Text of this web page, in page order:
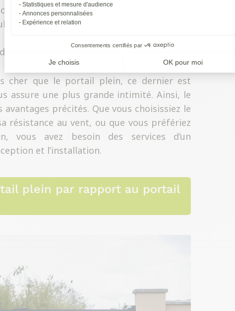
Statistiques et mesure d'audience
Annonces personnalisées
Expérience et relation
Consentements certifiés par
Je choisis OK pour moi
ses qualités esthétiques intéressantes.
a considérablement évolué au fil des
des designs innovants qui ne
agréablement.
cher que le portail plein, ce dernier est
assure une plus grande intimité. Ainsi, le
précités. Que vous choisissiez le
résistance au vent, ou que vous préfériez
vous avez besoin des services d’un
et l’installation.
plein par rapport au portail